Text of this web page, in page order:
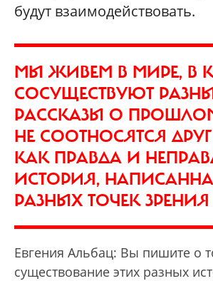
будут взаимодействовать.
МЫ ЖИВЕМ В МИРЕ, В
СОСУЩЕСТВУЮТ
РАССКАЗЫ О
НЕ СООТНОСЯТСЯ
КАК ПРАВДА И
ИСТОРИЯ,
РАЗНЫХ ТОЧЕК ЗРЕНИЯ
Евгения Альбац: Вы пишите о
существование этих разных